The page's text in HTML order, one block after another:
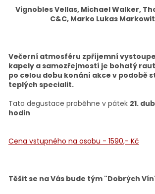
Vignobles Vellas, Michael Walker,
C&C, Marko Lukas
Večerní atmosféru zpříjemní
kapely a samozřejmostí je bohatý raut
po celou dobu konání akce v podobě
teplých specialit.
Tato degustace proběhne v pátek 21.
hodin
Cena vstupného na osobu - 1590,- Kč
Těšit se na Vás bude tým "Dobrých